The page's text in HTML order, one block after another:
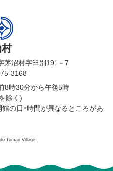
村
茅沼村字臼別191－7
75-3168
8時30分から午後5時
除く)
館の日・時間が異なるところがあ
Tomari Village